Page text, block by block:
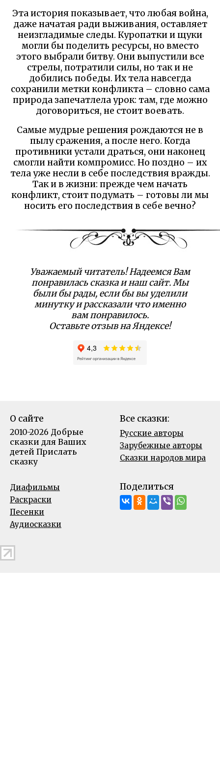
Эта история показывает, что любая война,
даже начатая ради выживания, оставляет
неизгладимые следы. Куропатки и щуки
могли бы поделить ресурсы, но вместо
этого выбрали битву. Они выпустили все
стрелы, потратили силы, но так и не
добились победы. Их тела навсегда
сохранили метки конфликта – словно сама
природа запечатлела урок: там, где можно
договориться, не стоит воевать.
Самые мудрые решения рождаются не в
пылу сражения, а после него. Когда
противники устали драться, они наконец
смогли найти компромисс. Но поздно – их
тела уже несли в себе последствия вражды.
Так и в жизни: прежде чем начать
конфликт, стоит подумать – готовы ли мы
носить его последствия в себе вечно?
Уважаемый читатель! Надеемся Вам
понравилась сказка и наш сайт. Мы
были бы рады, если бы вы уделили
минутку и рассказали что именно
вам понравилось.
Оставьте отзыв на Яндексе!
О сайте
2010-2026 Добрые
сказки для Ваших
детей Прислать
сказку
Все сказки:
Русские авторы
Зарубежные авторы
Сказки народов мира
Диафильмы
Раскраски
Песенки
Аудиосказки
Поделиться